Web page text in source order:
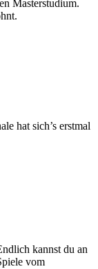
Masterstudium.
hat sich’s erstmal
kannst du an
vom